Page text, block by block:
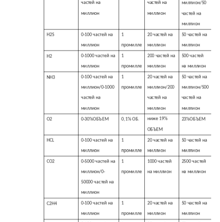
частей на
миллион
частей на
миллион
миллион/50
частей на
миллион
H2S
0-100 частей на
миллион
1
промилле
20 частей на
миллион
50 частей на
миллион
Н2
0-1000 частей на
миллион
1
промилле
200 частей на
миллион
500 частей
на миллион
NH3
0-100 частей на
миллион/0-1000
частей на
миллион
1
промилле
20 частей на
миллион/200
частей на
миллион
50 частей на
миллион/500
частей на
миллион
О2 0-30%ОБЪЕМ 0,1% ОБ. ниже 19%
ОБЪЕМ
23%ОБЪЕМ
HCL
0-100 частей на
миллион
1
промилле
20 частей на
миллион
50 частей на
миллион
СО2
0-5000 частей на
миллион/0-
50000 частей на
миллион
1
промилле
1000 частей
на миллион
2500 частей
на миллион
C2H4
0-100 частей на
миллион
1
промилле
20 частей на
миллион
50 частей на
миллион